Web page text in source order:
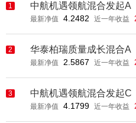
1 中航机遇领航混合发起A
最新净值 4.2482 近一年收益
2 华泰柏瑞质量成长混合A
最新净值 2.5867 近一年收益
3 中航机遇领航混合发起C
最新净值 4.1799 近一年收益